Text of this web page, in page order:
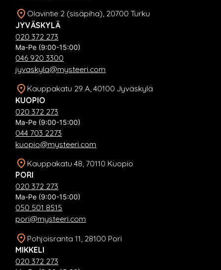
Olavintie 2 (sisäpiha), 20700 Turku
JYVÄSKYLÄ
020 372 273
Ma-Pe (9:00-15:00)
046 920 3300
jyvaskyla@mysteeri.com
Kauppakatu 29 A, 40100 Jyväskylä
KUOPIO
020 372 273
Ma-Pe (9:00-15:00)
044 703 2273
kuopio@mysteeri.com
Kauppakatu 48, 70110 Kuopio
PORI
020 372 273
Ma-Pe (9:00-15:00)
050 501 8515
pori@mysteeri.com
Pohjoisranta 11, 28100 Pori
MIKKELI
020 372 273